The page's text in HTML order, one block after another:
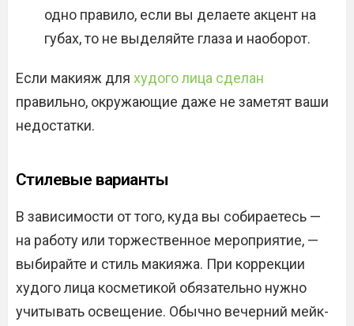
одно правило, если вы делаете акцент на
губах, то не выделяйте глаза и наоборот.
Если макияж для худого лица сделан
правильно, окружающие даже не заметят ваши
недостатки.
Стилевые варианты
В зависимости от того, куда вы собираетесь —
на работу или торжественное мероприятие, —
выбирайте и стиль макияжа. При коррекции
худого лица косметикой обязательно нужно
учитывать освещение. Обычно вечерний мейк-